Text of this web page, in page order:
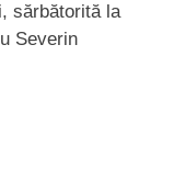
sărbătorită la
Severin